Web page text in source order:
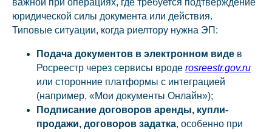
важной при операциях, где требуется подтверждение
юридической силы документа или действия.
Типовые ситуации, когда риелтору нужна ЭП:
Подача документов в электронном виде в
Росреестр через сервисы вроде rosreestr.gov.ru
или сторонние платформы с интеграцией
(например, «Мои документы Онлайн»);
Подписание договоров аренды, купли-
продажи, договоров задатка, особенно при